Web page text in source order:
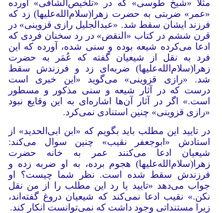
مثلا «شیخ طوسی» که در «تلخیص‌الشافی» آورده
«عمر» ضربتی به حضرت زهرا(سلام‌الله‌‌علیها) زد که
فرزند ایشان سقط شد. «عبدالجلیل رازی قزوینی» در
قرن ششم در کتاب «النقض» در رد سخنان فردی که
ادعا می‌کرده شیعه بوده و سنی شده، آورده که این
فرد به نقل از شیعیان گفته که عُمَر به حضرت
زهرا(سلام‌الله‌‌علیها) ضربه‌ای زد و فرزندش سقط
شد. «رازی قزوینی» می‌گوید «این خبری است
درست که در آثار شیعه و سنی مذکور و مسطور
است.» اگر در آثار آن‌ها اشاره‌ای به این وقایع نبود
«رازی قزوینی» چنین استنادی نمی‌کرد.
در تایید این مطلب باید بگویم که «ابن ابی‌الحدید» از
استادش «ابوجعفر نقیب» چنین سوال می‌کند:
شیعیان ادعا می‌کنند عمر به خانه حضرت
زهرا(سلام‌الله‌‌علیها) هجوم برده، به او ضربه زده و
فرزندش سقط شده است. نظر شما چیست؟ او
جواب می‌دهد «تایید یا رد این مطلب را از من نقل
نکن.» نقیب ادعا نمی‌کند که شیعیان دروغ گفته‌اند،
زیرا مستنداتی وجود داشت که نمی‌توانست انکار کند.